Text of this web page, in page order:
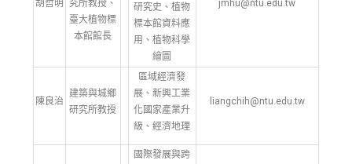
胡哲明
究所教授、
臺大植物標
本館館長
研究史、植物
標本館資料應
用、植物科學
繪圖
jmhu@ntu.edu.tw
陳良治
建築與城鄉
研究所教授
區域經濟發
展、新興工業
化國家產業升
級、經濟地理
liangchih@ntu.edu.tw
國際發展與跨